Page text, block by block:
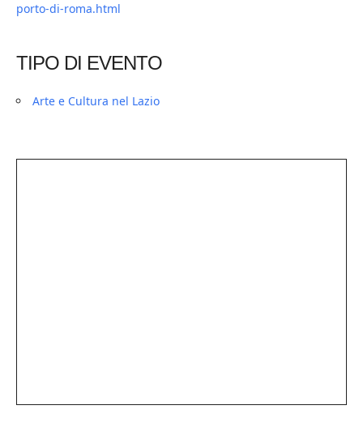
porto-di-roma.html
TIPO DI EVENTO
Arte e Cultura nel Lazio